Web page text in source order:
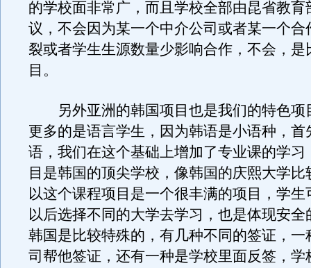
的学校面非常广，而且学校全部由昆省教育
议，不会因为某一个中介公司或者某一个合
裂或者学生生源数量少影响合作，不会，是
目。
另外亚洲的韩国项目也是我们的特色项
更多的是语言学生，因为韩语是小语种，首
语，我们在这个基础上增加了专业课的学习
目是韩国的顶尖学校，像韩国的庆熙大学比
以这个课程项目是一个很丰满的项目，学生
以后选择不同的大学去学习，也是体现安全
韩国是比较特殊的，有几种不同的签证，一
司帮他签证，还有一种是学校里面反签，学